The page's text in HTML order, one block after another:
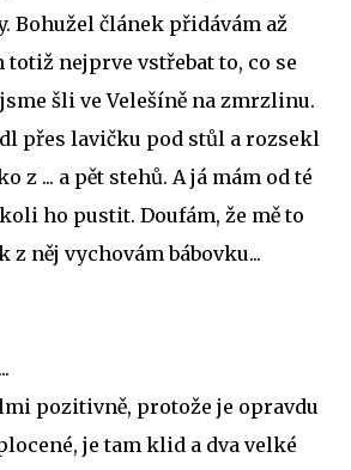
Bohužel článek přidávám až
totiž nejprve vstřebat to, co se
šli ve Velešíně na zmrzlinu.
přes lavičku pod stůl a rozsekl
z ... a pět stehů. A já mám od té
ho pustit. Doufám, že mě to
z něj vychovám bábovku...
pozitivně, protože je opravdu
je tam klid a dva velké